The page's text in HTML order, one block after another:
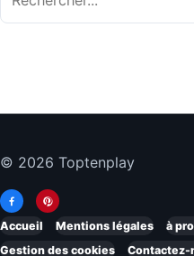
© 2026 Toptenplay
Accueil Mentions légales
à
Gestion des cookies
Contactez-